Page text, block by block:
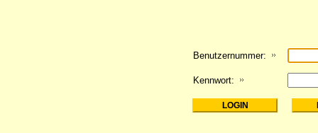
Benutzernummer:
Kennwort: